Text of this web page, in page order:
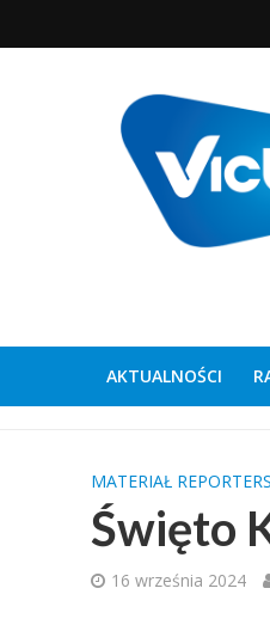
AKTUALNOŚCI
MATERIAŁ
Święto
16 września 2024